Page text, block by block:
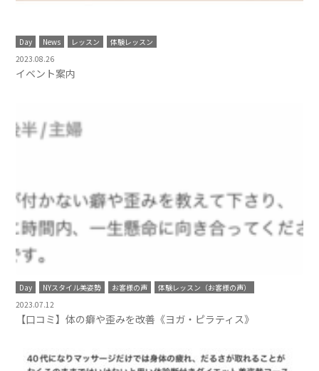
Day News レッスン
体験レッスン
2023.08.26
イベント案内
Day NYスタイル美姿勢 お客様の声
体験レッスン（お客様の声）
2023.07.12
【口コミ】体の癖や歪みを改善《ヨガ・ピラティス》